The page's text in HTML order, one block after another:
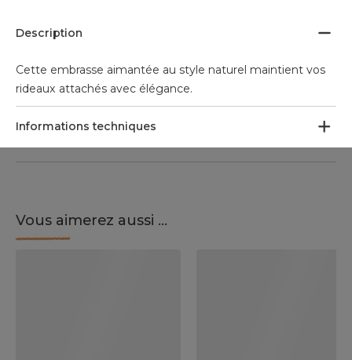
Description
Cette embrasse aimantée au style naturel maintient vos
rideaux attachés avec élégance.
Informations techniques
Vous aimerez aussi ...